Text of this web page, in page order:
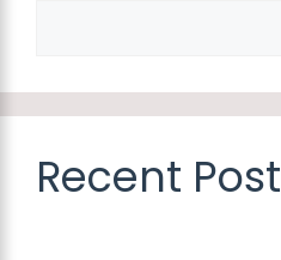
Recent Post